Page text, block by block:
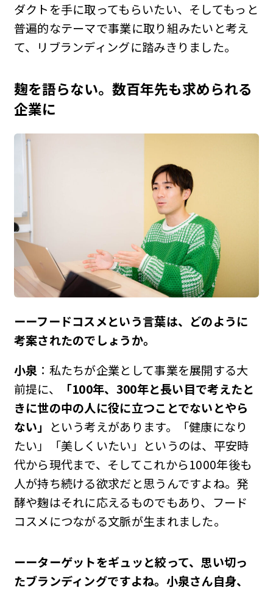
ダクトを手に取ってもらいたい、そしてもっと
普遍的なテーマで事業に取り組みたいと考え
て、リブランディングに踏みきりました。
麹を語らない。数百年先も求められる
企業に
ーーフードコスメという言葉は、どのように
考案されたのでしょうか。
小泉 ：私たちが企業として事業を展開する大
前提に、
「100年、300年と長い目で考えたと
きに世の中の人に役に立つことでないとやら
ない」
という考えがあります。「健康になり
たい」「美しくいたい」というのは、平安時
代から現代まで、そしてこれから1000年後も
人が持ち続ける欲求だと思うんですよね。発
酵や麹はそれに応えるものでもあり、フード
コスメにつながる文脈が生まれました。
ーーターゲットをギュッと絞って、思い切っ
たブランディングですよね。小泉さん自身、